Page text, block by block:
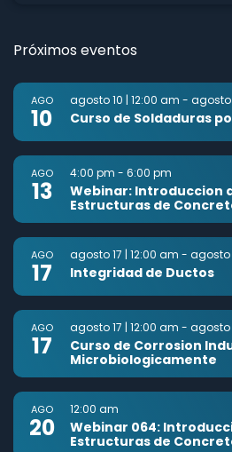
Próximos eventos
AGO
10
agosto 10 | 12:00 am - agosto
Curso de Soldaduras
AGO
13
4:00 pm - 6:00 pm
Webinar: Introduccion
Estructuras de
AGO
17
agosto 17 | 12:00 am - agosto
Integridad de Ductos
AGO
17
agosto 17 | 12:00 am - agosto
Curso de Corrosion
Microbiologicamente
AGO
20
12:00 am
Webinar 064:
Estructuras de